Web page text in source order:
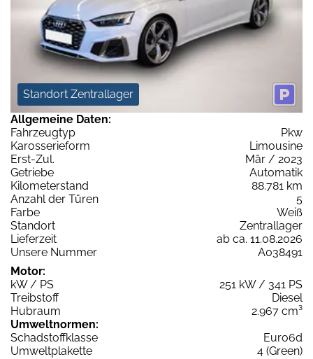
Standort Zentrallager
Allgemeine Daten:
Fahrzeugtyp
Pkw
Karosserieform
Limousine
Erst-Zul.
Mär / 2023
Getriebe
Automatik
Kilometerstand
88.781 km
Anzahl der Türen
5
Farbe
Weiß
Standort
Zentrallager
Lieferzeit
ab ca. 11.08.2026
Unsere Nummer
A038491
Motor:
kW / PS
251 kW / 341 PS
Treibstoff
Diesel
Hubraum
2.967 cm³
Umweltnormen:
Schadstoffklasse
Euro6d
Umweltplakette
4 (Green)